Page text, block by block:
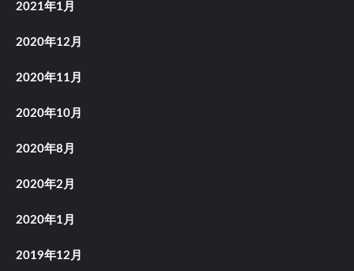
2021年1月
2020年12月
2020年11月
2020年10月
2020年8月
2020年2月
2020年1月
2019年12月